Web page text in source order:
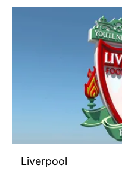
Liverpool